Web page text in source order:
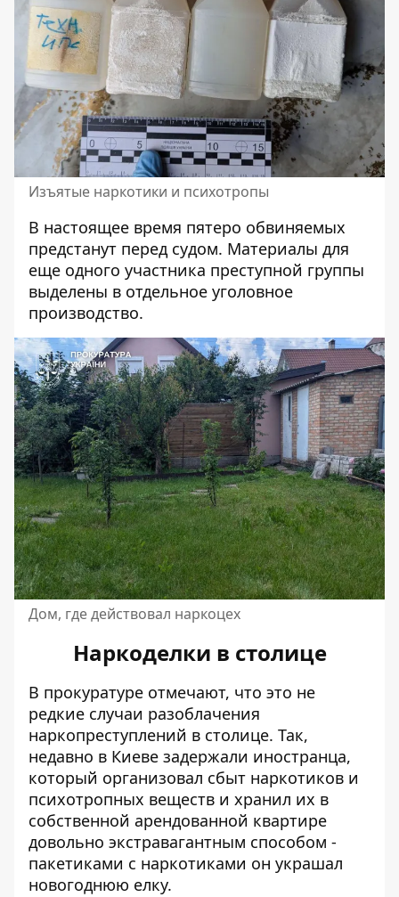
Изъятые наркотики и психотропы
В настоящее время пятеро обвиняемых
предстанут перед судом. Материалы для
еще одного участника преступной группы
выделены в отдельное уголовное
производство.
Дом, где действовал наркоцех
Наркоделки в столице
В прокуратуре отмечают, что это не
редкие случаи разоблачения
наркопреступлений в столице. Так,
недавно в Киеве задержали иностранца,
который организовал сбыт наркотиков и
психотропных веществ и хранил их в
собственной арендованной квартире
довольно экстравагантным способом -
пакетиками с наркотиками он украшал
новогоднюю елку.